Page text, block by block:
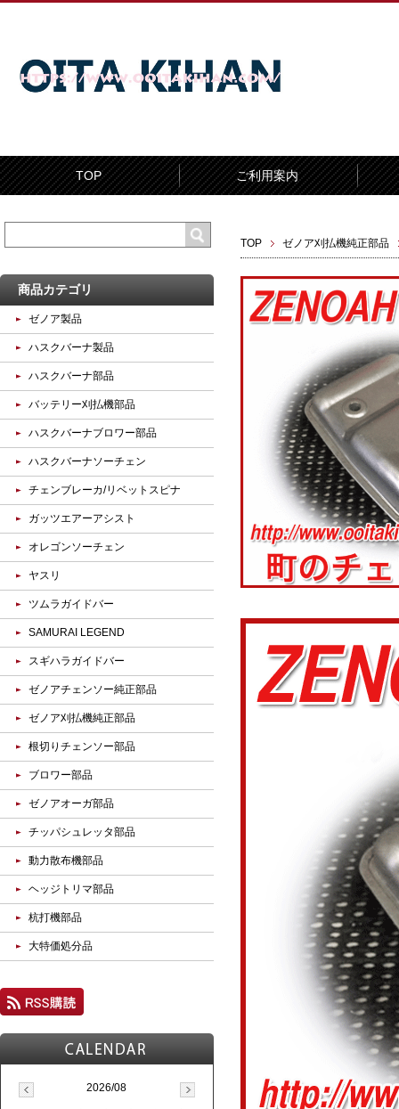
TOP ご利用案内
TOP ゼノア刈払機純正部品
商品カテゴリ
ゼノア製品
ハスクバーナ製品
ハスクバーナ部品
バッテリー刈払機部品
ハスクバーナブロワー部品
ハスクバーナソーチェン
チェンブレーカ/リベットスピナ
ガッツエアーアシスト
オレゴンソーチェン
ヤスリ
ツムラガイドバー
SAMURAI LEGEND
スギハラガイドバー
ゼノアチェンソー純正部品
ゼノア刈払機純正部品
根切りチェンソー部品
ブロワー部品
ゼノアオーガ部品
チッパシュレッタ部品
動力散布機部品
ヘッジトリマ部品
杭打機部品
大特価処分品
2026/08